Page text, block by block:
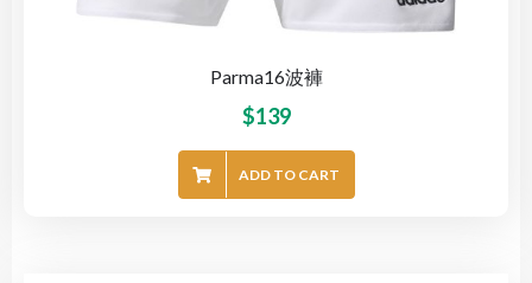
Parma16波褲
$139
ADD TO CART